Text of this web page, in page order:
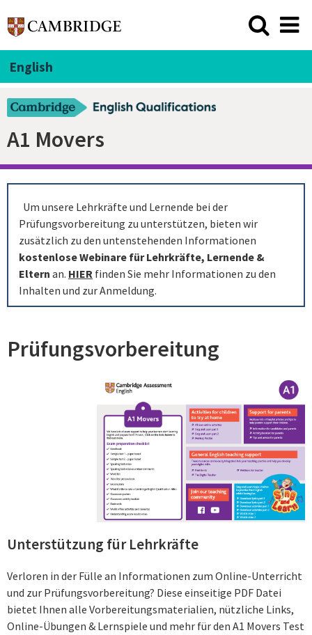
English
A1 Movers
Um unsere Lehrkräfte und Lernende bei der
Prüfungsvorbereitung zu unterstützen, bieten wir
zusätzlich zu den untenstehenden Informationen
kostenlose Webinare für Lehrkräfte, Lernende &
Eltern an. HIER finden Sie mehr Informationen zu den
Inhalten und zur Anmeldung.
Prüfungsvorbereitung
Unterstützung für Lehrkräfte
Verloren in der Fülle an Informationen zum Online-Unterricht
und zur Prüfungsvorbereitung? Diese einseitige PDF Datei
bietet Ihnen alle Vorbereitungsmaterialien, nützliche Links,
Online-Übungen & Lernspiele und mehr für den A1 Movers Test